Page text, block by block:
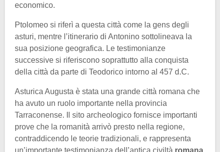
economico.
Ptolomeo si riferì a questa città come la gens degli
asturi, mentre l’itinerario di Antonino sottolineava la
sua posizione geografica. Le testimonianze
successive si riferiscono soprattutto alla conquista
della città da parte di Teodorico intorno al 457 d.C.
Asturica Augusta è stata una grande città romana che
ha avuto un ruolo importante nella provincia
Tarraconense. Il sito archeologico fornisce importanti
prove che la romanità arrivò presto nella regione,
contraddicendo le teorie tradizionali, e rappresenta
un’importante testimonianza dell’antica civiltà romana